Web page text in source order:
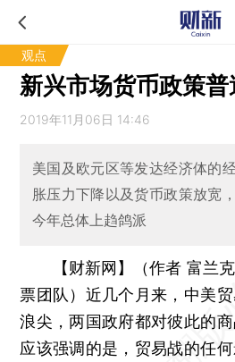
观点
新兴市场货币政策
2019年11月06日 14:46
美国及欧元区等发达经济体的
胀压力下降以及货币政策放宽
今年总体上趋鸽派
【财新网】（作者 富兰
票团队） 近几个月来，中美
浪尖，两国政府都对彼此的
应该强调的是，贸易战的任